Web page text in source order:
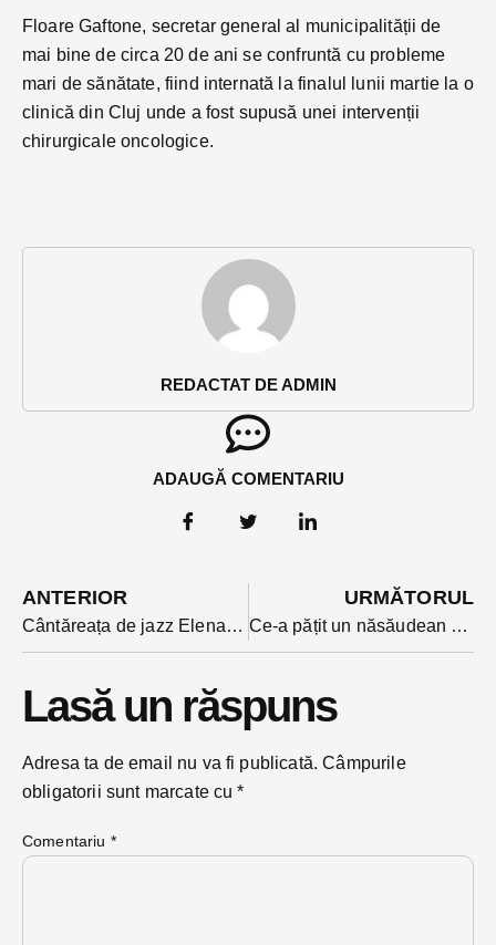
REDACTAT DE ADMIN
ADAUGĂ COMENTARIU
Floare Gaftone, secretar general al municipalității de
mai bine de circa 20 de ani se confruntă cu probleme
mari de sănătate, fiind internată la finalul lunii martie la o
clinică din Cluj unde a fost supusă unei intervenții
chirurgicale oncologice.
ANTERIOR
Cântăreața de jazz Elena Paparusso în concert miercurea viitoare la Palatul Culturii
URMĂTORUL
Ce-a pățit un năsăudean care-a făcut scandal la intrarea în Palatul de Justiție la controlul de securitate
Lasă un răspuns
Adresa ta de email nu va fi publicată. Câmpurile
obligatorii sunt marcate cu*
Comentariu *